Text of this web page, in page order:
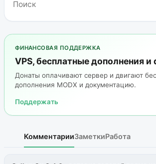
ФИНАНСОВАЯ ПОДДЕРЖКА
VPS, бесплатные дополнения и
Донаты оплачивают сервер и двигают
дополнения MODX и документацию.
Поддержать
КомментарииЗаметкиРабота